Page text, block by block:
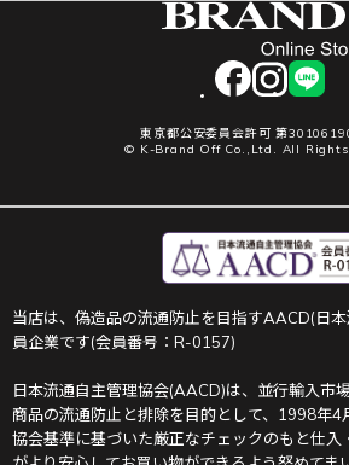
facebookinstagram
LINE
東京都公安委員会許可 第
© K-Brand Off Co.,Ltd. All Rights
当店は、偽造品の流通防止を目指すAACD(日
員企業です(会員番号：R-0157)
日本流通自主管理協会(AACD)は、並行輸入市
商品の流通防止と排除を目的として、1998年4
協会基準に基づいた厳正なチェックのもと仕入